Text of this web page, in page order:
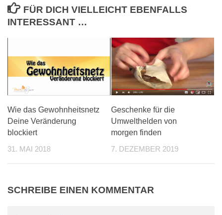
FÜR DICH VIELLEICHT EBENFALLS
INTERESSANT …
Wie das Gewohnheitsnetz
Deine Veränderung
blockiert
31. MAI 2018
Geschenke für die
Umwelthelden von
morgen finden
7. DEZEMBER 2019
SCHREIBE EINEN KOMMENTAR